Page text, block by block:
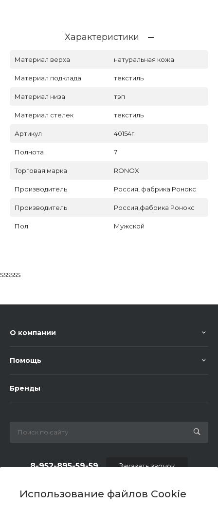
Использование файлов Cookie
Характеристики
Материал верха натуральная кожа
Материал подклада текстиль
Материал низа тэп
Материал стелек текстиль
Артикул 40154г
Полнота 7
Торговая марка RONOX
Производитель Россия, фабрика Ронокс
Производитель Россия,фабрика Ронокс
Пол Мужской
ssssss
О компании
Помощь
Бренды
shop.fas@list.ru
8-952-895-59-59 Заказать звонок